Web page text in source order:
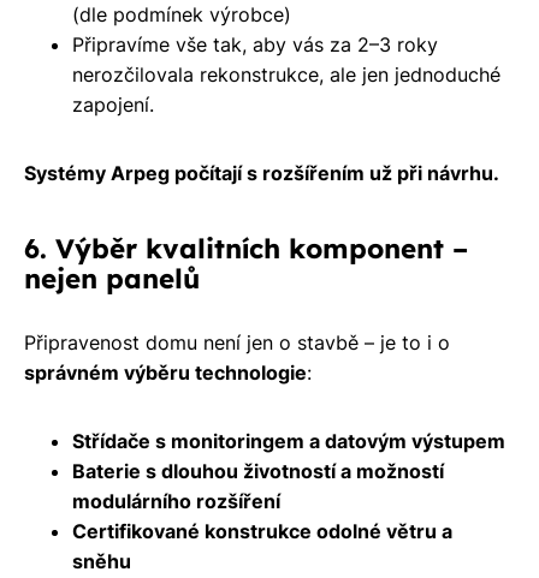
(dle podmínek výrobce)
Připravíme vše tak, aby vás za 2–3 roky
nerozčilovala rekonstrukce, ale jen jednoduché
zapojení.
Systémy Arpeg počítají s rozšířením už při návrhu.
6. Výběr kvalitních komponent –
nejen panelů
Připravenost domu není jen o stavbě – je to i o
správném výběru technologie:
Střídače s monitoringem a datovým výstupem
Baterie s dlouhou životností a možností
modulárního rozšíření
Certifikované konstrukce odolné větru a
sněhu